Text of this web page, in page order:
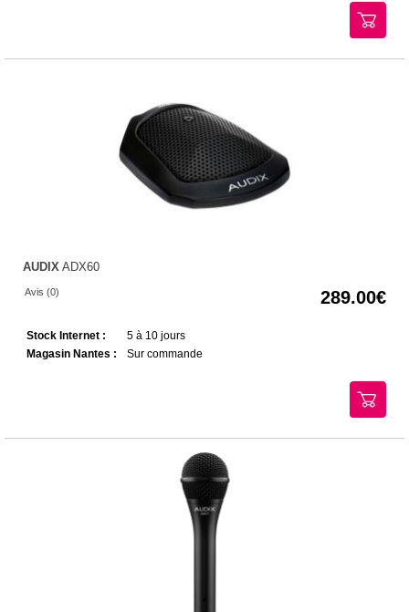
AUDIX ADX60
Avis (0) 289.00
Stock Internet :
5 à 10 jours
Magasin Nantes :
Sur commande